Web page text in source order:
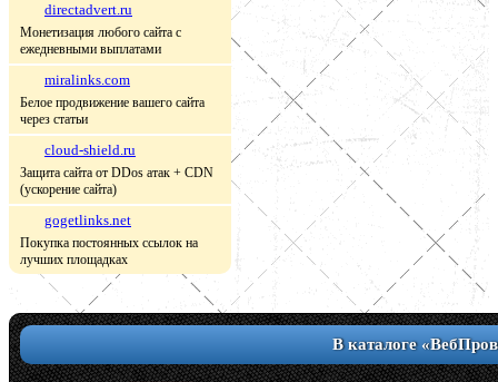
directadvert.ru
Монетизация любого сайта с
ежедневными выплатами
miralinks.com
Белое продвижение вашего сайта
через статьи
cloud-shield.ru
Защита сайта от DDos атак + CDN
(ускорение сайта)
gogetlinks.net
Покупка постоянных ссылок на
лучших площадках
В каталоге